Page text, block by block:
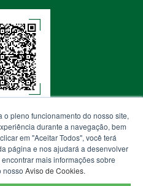
pleno funcionamento do nosso site,
durante a navegação, bem
em "Aceitar Todos", você terá
página e nos ajudará a desenvolver
mais informações sobre
nosso Aviso de Cookies.